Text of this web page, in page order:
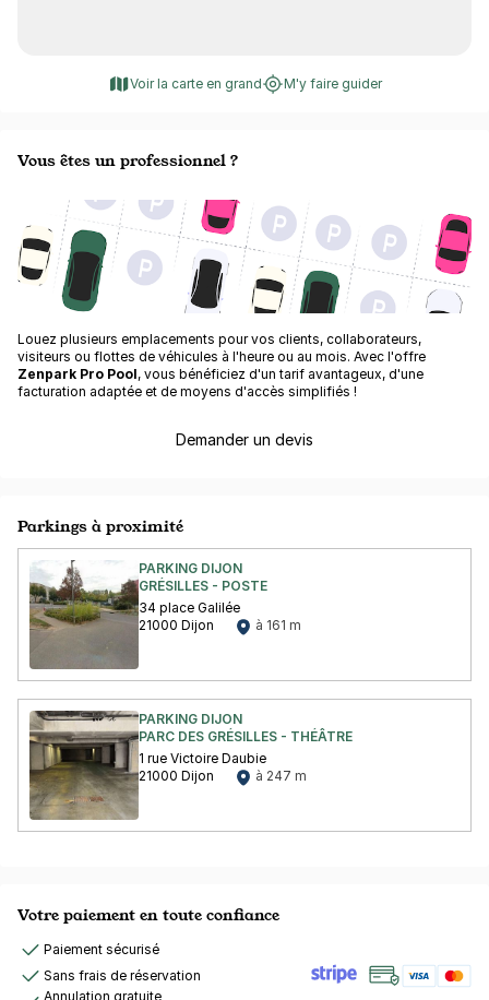
Voir la carte en grand M'y faire guider
Vous êtes un professionnel ?
Louez plusieurs emplacements pour vos clients, collaborateurs,
visiteurs ou flottes de véhicules à l'heure ou au mois. Avec l'offre
Zenpark Pro Pool, vous bénéficiez d'un tarif avantageux, d'une
facturation adaptée et de moyens d'accès simplifiés !
Demander un devis
Parkings à proximité
PARKING DIJON
GRÉSILLES - POSTE
34 place Galilée
21000 Dijon
à 161 m
PARKING DIJON
PARC DES GRÉSILLES - THÉÂTRE
1 rue Victoire Daubie
21000 Dijon
à 247 m
Votre paiement en toute confiance
Paiement sécurisé
Sans frais de réservation
Annulation gratuite